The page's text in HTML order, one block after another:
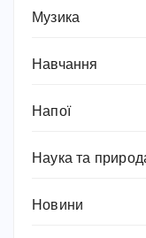
Музика
Навчання
Напої
Наука та
Новини